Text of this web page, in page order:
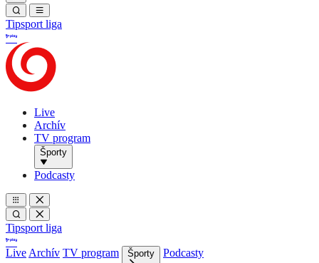
Tipsport liga
Live
Archív
TV program
Športy
Podcasty
Tipsport liga
Live Archív TV program Športy
Podcasty